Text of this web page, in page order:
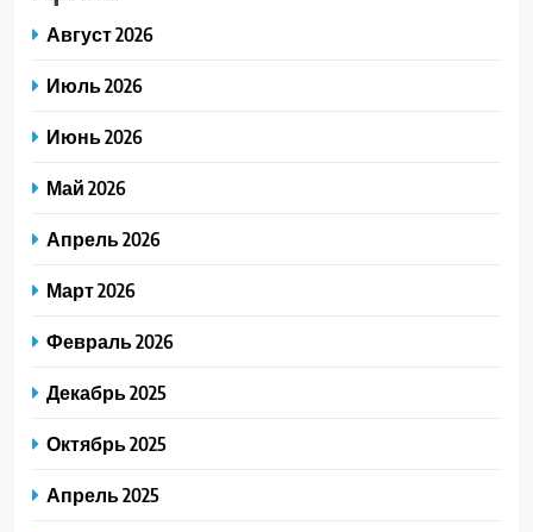
Август 2026
Июль 2026
Июнь 2026
Май 2026
Апрель 2026
Март 2026
Февраль 2026
Декабрь 2025
Октябрь 2025
Апрель 2025